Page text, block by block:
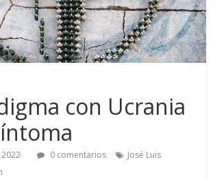
con Ucrania
0 comentarios
José Luis